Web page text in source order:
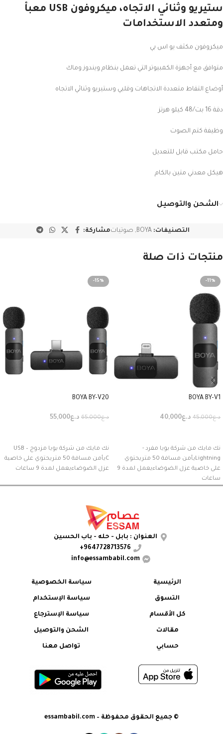
ستيريو وثنائي الاتجاه، ميكروفون USB معبأ
ومتعدد الاستخدامات
ميكروفون مكثف يو اس بي
متوافق مع أجهزة الكمبيوتر التي تعمل بنظام ويندوز وماك
أوضاع التقاط متعددة الاتجاهات وقلبي وستيريو وثنائي الاتجاه
دقة 16 بت/48 كيلو هرتز
وظيفة كتم الصوت
حامل مكتب قابل للتعديل
هيكل معدني متين بالكام
الشحن والتوصيل
التصنيفات: BOYA
, صوتياتمشاركة:
منتجات ذات صلة
-11%
BOYA BY-V1
د.ع45,000 د.ع40,000
نك مايك من شركة بويا مفرد -
Lightningيأمن مسافة 50 متريحتوي
على خاصية عزل الضوضاءيعمل لمدة 9
ساعات
-15%
BOYA BY-V20
د.ع65,000 د.ع55,000
نك مايك من شركة بويا مزدوج – USB
Cيأمن مسافة 50 متريحتوي على خاصية
عزل الضوضاءيعمل لمدة 9 ساعات
العنوان : بابل - حله - باب الحسين
9647728713576+
info@essambabil.com
الرئيسية
التسوق
كل الأقسام
مقالات
حسابي
سياسة الخصوصية
سياسة الإستخدام
سياسة الإسترجاع
الشحن والتوصيل
تواصل معنا
© جميع الحقوق محفوظة – essambabil.com